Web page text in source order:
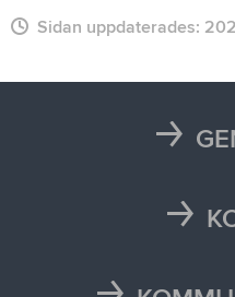
Sidan uppdaterades:
Press